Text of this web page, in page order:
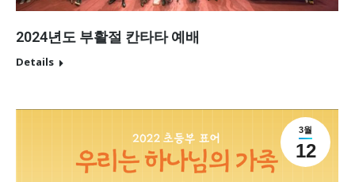
2024년도 부활절 칸타타 예배
Details
3월
12